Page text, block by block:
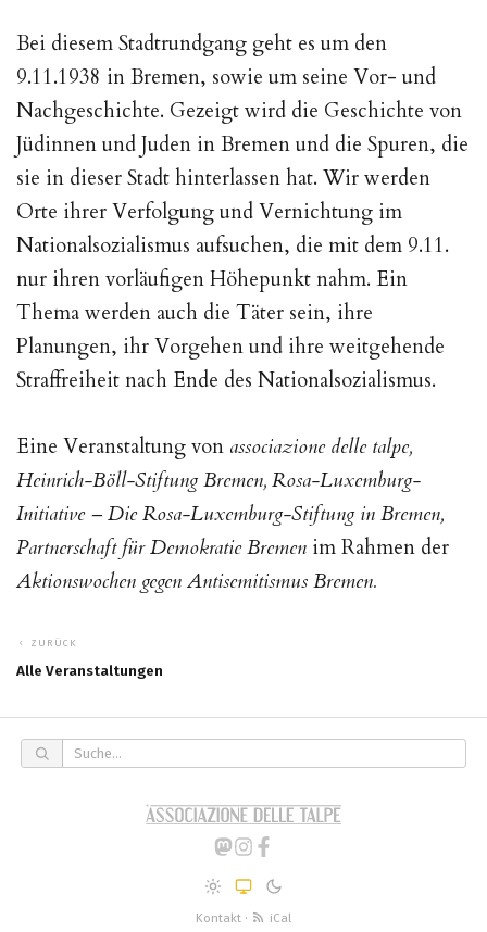
Bei diesem Stadtrundgang geht es um den
9.11.1938 in Bremen, sowie um seine Vor- und
Nachgeschichte. Gezeigt wird die Geschichte von
Jüdinnen und Juden in Bremen und die Spuren, die
sie in dieser Stadt hinterlassen hat. Wir werden
Orte ihrer Verfolgung und Vernichtung im
Nationalsozialismus aufsuchen, die mit dem 9.11.
nur ihren vorläufigen Höhepunkt nahm. Ein
Thema werden auch die Täter sein, ihre
Planungen, ihr Vorgehen und ihre weitgehende
Straffreiheit nach Ende des Nationalsozialismus.
Eine Veranstaltung von associazione delle talpe,
Heinrich-Böll-Stiftung Bremen, Rosa-Luxemburg-
Initiative – Die Rosa-Luxemburg-Stiftung in Bremen,
Partnerschaft für Demokratie Bremenim Rahmen der
Aktionswochen gegen Antisemitismus Bremen.
ZURÜCK
Alle Veranstaltungen
Kontakt · iCal